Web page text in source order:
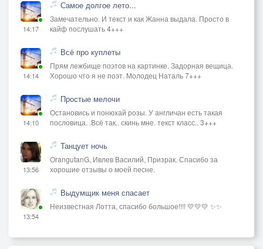
14:17
Самое долгое лето...
Замечательно. И текст и как Жанна выдала. Просто в
кайф послушать 4+++
14:14
Всё про куплеты
Прям лежбище поэтов на картинке. Задорная вещица.
Хорошо что я не поэт. Молодец Наталь 7+++
14:10
Простые мелочи
Остановись и понюхай розы. У англичан есть такая
пословица. .Всё так.. скинь мне. текст класс.. 3+++
13:56
Танцует ночь
OrangutanG, Ивлев Василий, Призрак. Спасибо за
хорошие отзывы о моей песне.
13:54
Выдумщик меня спасает
Неизвестная Лотта, спасибо большое!!!! 💛💛💛 ✨✨